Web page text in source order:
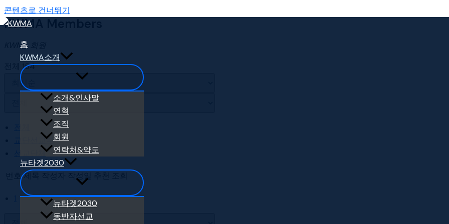
콘텐츠로 건너뛰기
홈
KWMA소개
소개&인사말
연혁
조직
회원
연락처&약도
뉴타겟2030
뉴타겟2030
동반자선교
KWMA Members
KWMA 회원
전체 154
교단선교부
선교단체
번호제목 작성일